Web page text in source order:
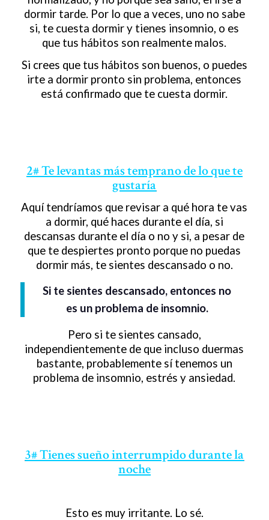
dormir tarde. Por lo que a veces, uno no sabe
si, te cuesta dormir y tienes insomnio, o es
que tus hábitos son realmente malos.
Si crees que tus hábitos son buenos, o puedes
irte a dormir pronto sin problema, entonces
está confirmado que te cuesta dormir.
2# Te levantas más temprano de lo que te
gustaría
Aquí tendríamos que revisar a qué hora te vas
a dormir, qué haces durante el día, si
descansas durante el día o no y si, a pesar de
que te despiertes pronto porque no puedas
dormir más, te sientes descansado o no.
Si te sientes descansado, entonces no
es un problema de insomnio.
Pero si te sientes cansado,
independientemente de que incluso duermas
bastante, probablemente sí tenemos un
problema de insomnio, estrés y ansiedad.
3# Tienes sueño interrumpido durante la
noche
Esto es muy irritante. Lo sé.